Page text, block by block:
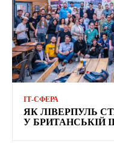
ІТ-СФЕРА
ЯК ЛІВЕРПУЛЬ
У БРИТАНСЬКІЙ